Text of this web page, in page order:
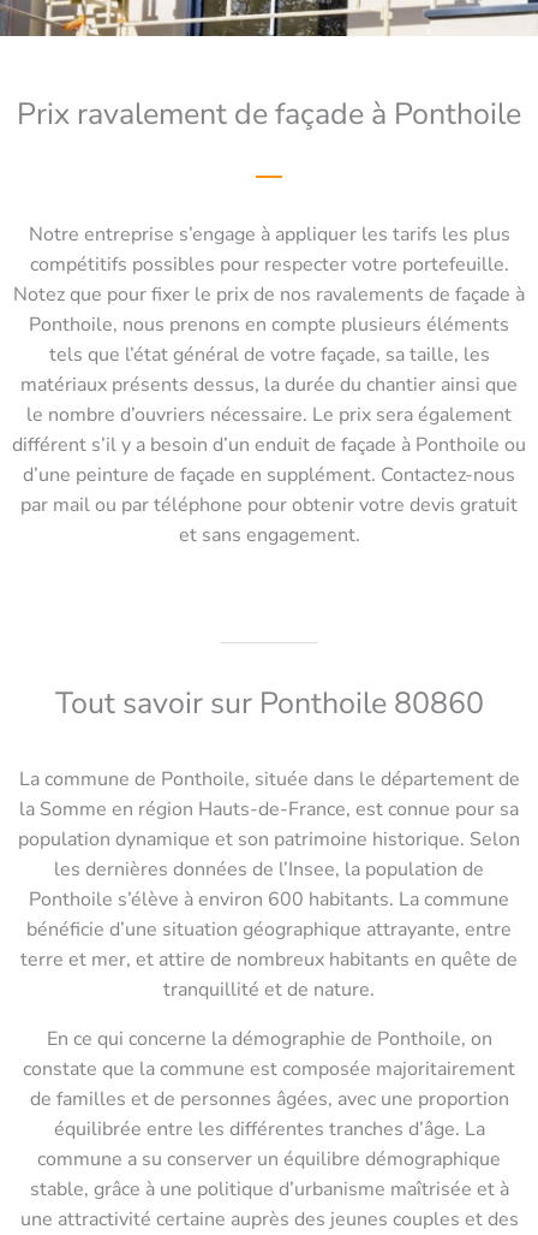
Prix ravalement de façade à Ponthoile
Notre entreprise s’engage à appliquer les tarifs les plus
compétitifs possibles pour respecter votre portefeuille.
Notez que pour fixer le prix de nos ravalements de façade à
Ponthoile, nous prenons en compte plusieurs éléments
tels que l’état général de votre façade, sa taille, les
matériaux présents dessus, la durée du chantier ainsi que
le nombre d’ouvriers nécessaire. Le prix sera également
différent s’il y a besoin d’un enduit de façade à Ponthoile ou
d’une peinture de façade en supplément. Contactez-nous
par mail ou par téléphone pour obtenir votre devis gratuit
et sans engagement.
Tout savoir sur Ponthoile 80860
La commune de Ponthoile, située dans le département de
la Somme en région Hauts-de-France, est connue pour sa
population dynamique et son patrimoine historique. Selon
les dernières données de l’Insee, la population de
Ponthoile s’élève à environ 600 habitants. La commune
bénéficie d’une situation géographique attrayante, entre
terre et mer, et attire de nombreux habitants en quête de
tranquillité et de nature.
En ce qui concerne la démographie de Ponthoile, on
constate que la commune est composée majoritairement
de familles et de personnes âgées, avec une proportion
équilibrée entre les différentes tranches d’âge. La
commune a su conserver un équilibre démographique
stable, grâce à une politique d’urbanisme maîtrisée et à
une attractivité certaine auprès des jeunes couples et des